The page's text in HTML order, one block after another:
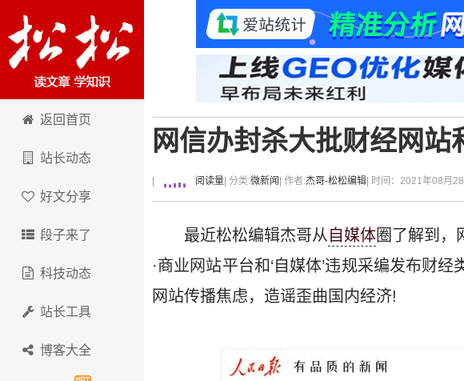
卢松松博客
返回首页
站长动态
好文分享
段子来了
科技动态
站长工具
博客大全
网信办封杀大批财经网站
阅读量 | 分类:微新闻 | 作者:杰哥-松松编辑 | 时间：2021年08月
最近松松编辑杰哥从 自媒体圈了解到，
·商业网站平台和‘自媒体’违规采编发布财
网站传播焦虑，造谣歪曲国内经济!